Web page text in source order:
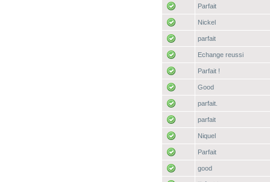
Parfait
Nickel
parfait
Echange reussi
Parfait !
Good
parfait.
parfait
Niquel
Parfait
good